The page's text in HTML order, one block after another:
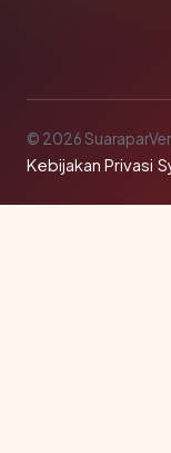
© 2026
Kebijakan Privasi·